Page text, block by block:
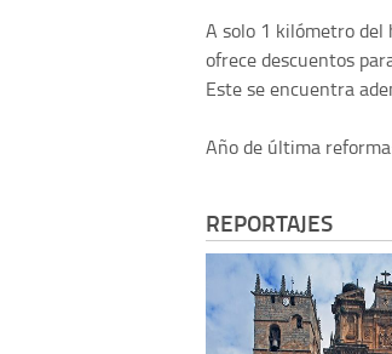
A solo 1 kilómetro del
ofrece descuentos
Este se encuentra
Año de última
REPORTAJES